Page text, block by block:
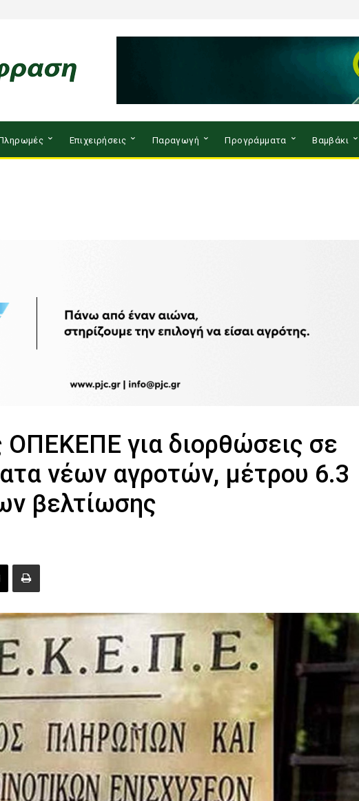
Επιχειρήσεις Παραγωγή Προγράμματα Βαμβάκι
ΟΠΕΚΕΠΕ για διορθώσεις σε
νέων αγροτών, μέτρου 6.3
βελτίωσης